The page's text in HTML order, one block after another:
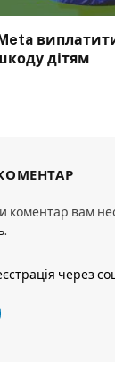
Meta
дітям
коментар вам
.
через